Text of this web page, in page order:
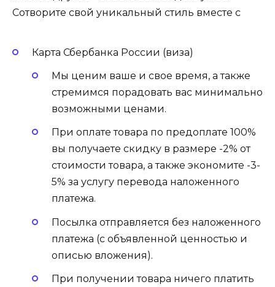
Сотворите свой уникальный стиль вместе с
Карта Сбербанка России (виза)
Мы ценим ваше и свое время, а также
стремимся порадовать вас минимально
возможными ценами.
При оплате товара по предоплате 100%
вы получаете скидку в размере -2% от
стоимости товара, а также экономите -3-
5% за услугу перевода наложенного
платежа.
Посылка отправляется без наложенного
платежа (с объявленной ценностью и
описью вложения).
При получении товара ничего платить